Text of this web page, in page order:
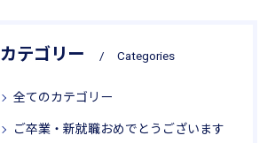
カテゴリー Categories
全てのカテゴリー
ご卒業・新就職おめでとうございます